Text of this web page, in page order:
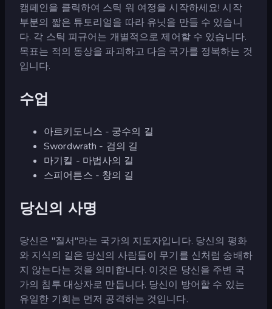
캠페인을 클릭하여 스틱 워 여정을 시작하세요! 시작
부분의 짧은 튜토리얼을 따라 유닛을 만들 수 있습니
다. 각 스틱 피규어는 개별적으로 제어할 수 있습니다.
목표는 적의 동상을 파괴하고 다음 국가를 정복하는 것
입니다.
수업
아르키도니스 - 궁수의 길
Swordwrath - 검의 길
마기킬 - 마법사의 길
스피어튼스 - 창의 길
당신의 사명
당신은 "질서"라는 국가의 지도자입니다. 당신의 평화
와 지식의 길은 당신의 사람들이 무기를 신처럼 숭배하
지 않는다는 것을 의미합니다. 이것은 당신을 주변 국
가의 침투 대상자로 만듭니다. 당신이 방어할 수 있는
유일한 기회는 먼저 공격하는 것입니다.